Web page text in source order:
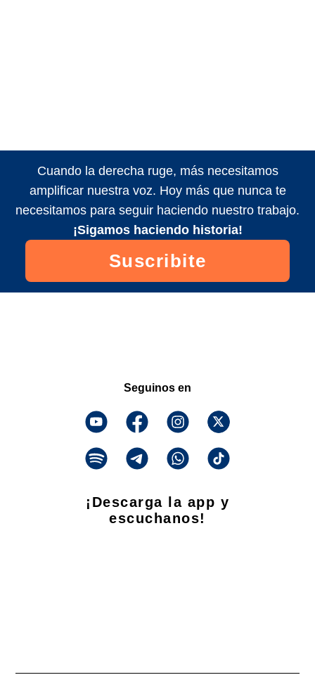
Cuando la derecha ruge, más necesitamos
amplificar nuestra voz. Hoy más que nunca te
necesitamos para seguir haciendo nuestro trabajo.
¡Sigamos haciendo historia!
Suscribite
Seguinos en
¡Descarga la app y
escuchanos!